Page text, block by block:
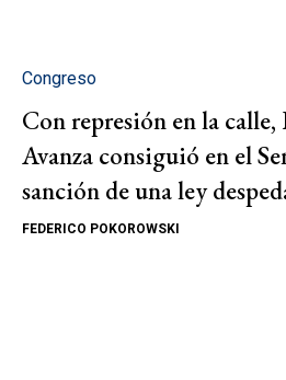
Congreso
Con represión en la
Avanza consiguió en el
sanción de una ley
FEDERICO POKOROWSKI